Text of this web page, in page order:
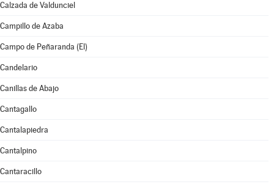
Calzada de Valdunciel
Campillo de Azaba
Campo de Peñaranda (El)
Candelario
Canillas de Abajo
Cantagallo
Cantalapiedra
Cantalpino
Cantaracillo